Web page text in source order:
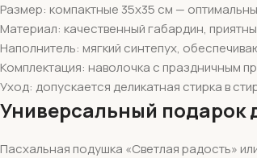
Размер: компактные 35х35 см —
Материал: качественный габардин,
Наполнитель: мягкий синтепух,
Комплектация: наволочка с праздничным
Уход: допускается деликатная стирка в
Универсальный подарок
Пасхальная подушка «Светлая радость»